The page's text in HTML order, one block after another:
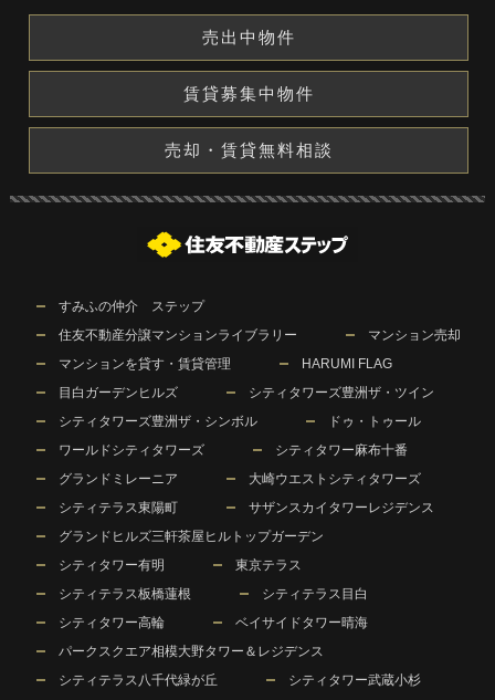
売出中物件
売却・賃貸無料相談
賃貸募集中物件
すみふの仲介 ステップ
住友不動産分譲マンションライブラリー
マンション売却
マンションを貸す・賃貸管理
HARUMI FLAG
目白ガーデンヒルズ
シティタワーズ豊洲ザ・ツイン
シティタワーズ豊洲ザ・シンボル
ドゥ・トゥール
ワールドシティタワーズ
シティタワー麻布十番
グランドミレーニア
大崎ウエストシティタワーズ
シティテラス東陽町
サザンスカイタワーレジデンス
グランドヒルズ三軒茶屋ヒルトップガーデン
シティタワー有明
東京テラス
シティテラス板橋蓮根
シティテラス目白
シティタワー高輪
ベイサイドタワー晴海
パークスクエア相模大野タワー＆レジデンス
シティテラス八千代緑が丘
シティタワー武蔵小杉